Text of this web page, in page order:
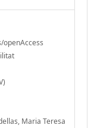
Maria Teresa